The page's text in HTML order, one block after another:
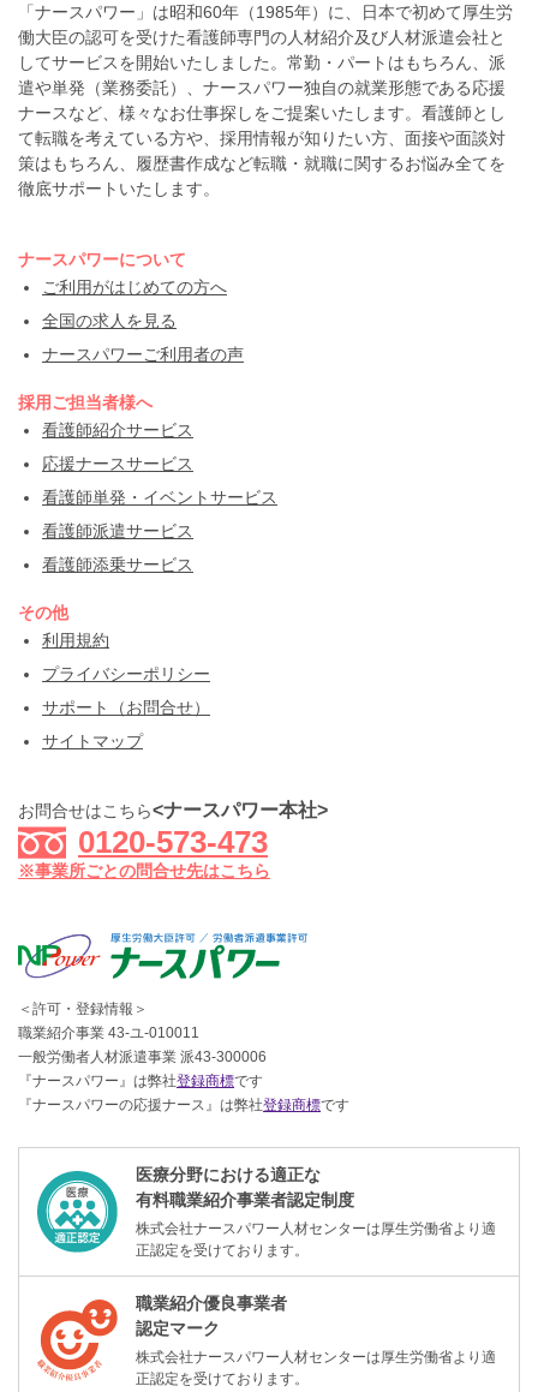
「ナースパワー」は昭和60年（1985年）に、日本で初めて厚生労
働大臣の認可を受けた看護師専門の人材紹介及び人材派遣会社と
してサービスを開始いたしました。常勤・パートはもちろん、派
遣や単発（業務委託）、ナースパワー独自の就業形態である応援
ナースなど、様々なお仕事探しをご提案いたします。看護師とし
て転職を考えている方や、採用情報が知りたい方、面接や面談対
策はもちろん、履歴書作成など転職・就職に関するお悩み全てを
徹底サポートいたします。
ナースパワーについて
ご利用がはじめての方へ
全国の求人を見る
ナースパワーご利用者の声
採用ご担当者様へ
看護師紹介サービス
応援ナースサービス
看護師単発・イベントサービス
看護師派遣サービス
看護師添乗サービス
その他
利用規約
プライバシーポリシー
サポート（お問合せ）
サイトマップ
お問合せはこちら<ナースパワー本社>
0120-573-473
※事業所ごとの問合せ先はこちら
＜許可・登録情報＞
職業紹介事業 43-ユ-010011
一般労働者人材派遣事業 派43-300006
『ナースパワー』は弊社登録商標です
『ナースパワーの応援ナース』は弊社登録商標です
医療分野における適正な
有料職業紹介事業者認定制度
株式会社ナースパワー人材センターは厚生労働省より適
正認定を受けております。
職業紹介優良事業者
認定マーク
株式会社ナースパワー人材センターは厚生労働省より適
正認定を受けております。